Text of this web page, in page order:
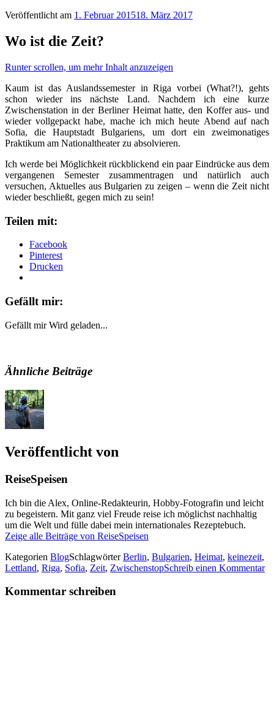
Veröffentlicht am 1. Februar 201518. März 2017
Wo ist die Zeit?
Runter scrollen, um mehr Inhalt anzuzeigen
Kaum ist das Auslandssemester in Riga vorbei (What?!), gehts
schon wieder ins nächste Land. Nachdem ich eine kurze
Zwischenstation in der Berliner Heimat hatte, den Koffer aus- und
wieder vollgepackt habe, mache ich mich heute Abend auf nach
Sofia, die Hauptstadt Bulgariens, um dort ein zweimonatiges
Praktikum am Nationaltheater zu absolvieren.
Ich werde bei Möglichkeit rückblickend ein paar Eindrücke aus dem
vergangenen Semester zusammentragen und natürlich auch
versuchen, Aktuelles aus Bulgarien zu zeigen – wenn die Zeit nicht
wieder beschließt, gegen mich zu sein!
Teilen mit:
Facebook
Pinterest
Drucken
Gefällt mir:
Gefällt mir Wird geladen...
Ähnliche Beiträge
Veröffentlicht von
ReiseSpeisen
Ich bin die Alex, Online-Redakteurin, Hobby-Fotografin und leicht
zu begeistern. Mit ganz viel Freude reise ich möglichst nachhaltig
um die Welt und fülle dabei mein internationales Rezeptebuch.
Zeige alle Beiträge von ReiseSpeisen
Kategorien BlogSchlagwörterBerlin, Bulgarien, Heimat, keinezeit,
Lettland, Riga, Sofia, Zeit, ZwischenstopSchreib einen Kommentar
Kommentar schreiben